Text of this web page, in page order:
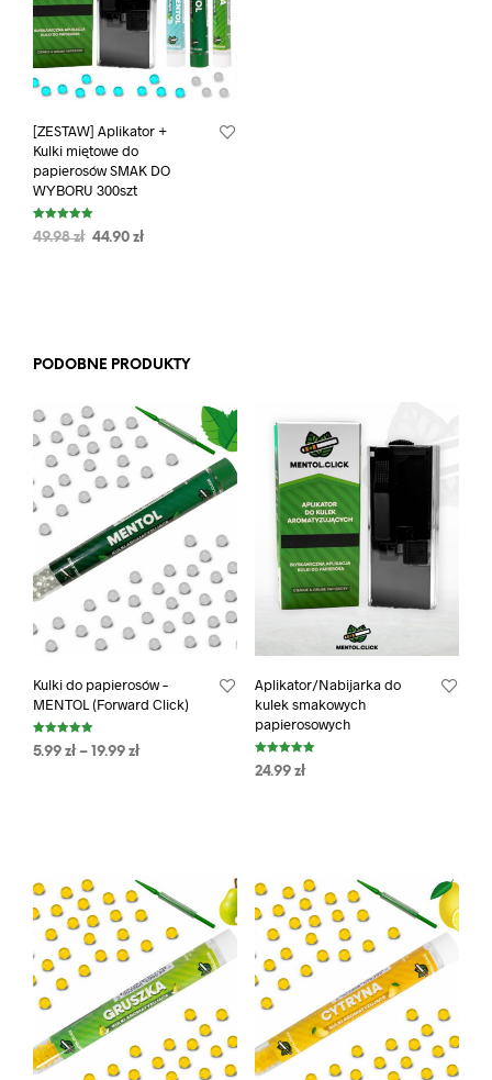
[ZESTAW] Aplikator +
Kulki miętowe do
papierosów SMAK DO
WYBORU 300szt
Oceniono
5.00
49.98zł 44.90 zł
PODOBNE PRODUKTY
Kulki do papierosów –
MENTOL (Forward Click)
Oceniono
5.00
5.99 zł– 19.99 zł
Aplikator/Nabijarka do
kulek smakowych
papierosowych
Oceniono
5.00
24.99 zł